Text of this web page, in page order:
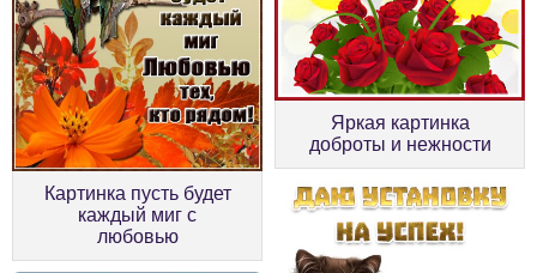
Картинка пусть будет
каждый миг с
любовью
Яркая картинка
доброты и нежности